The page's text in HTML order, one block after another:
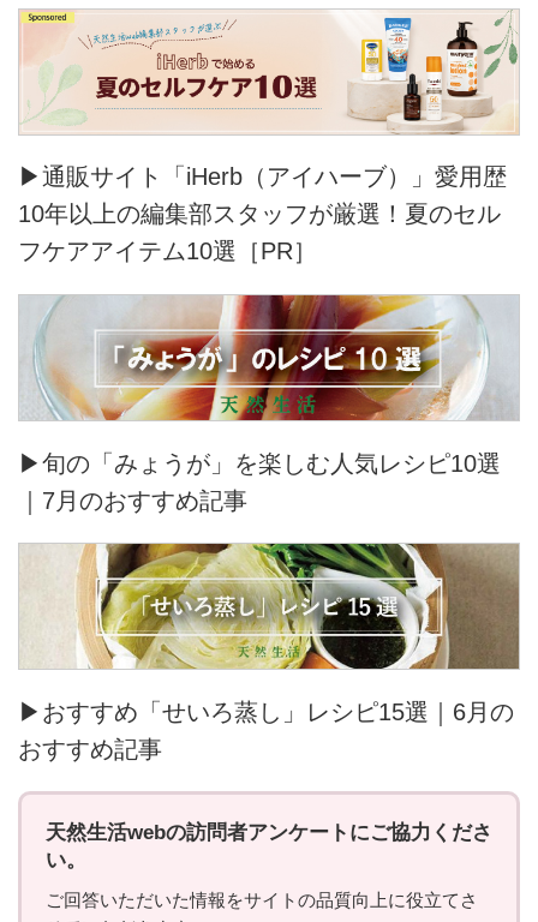
▶通販サイト「iHerb（アイハーブ）」愛用歴
10年以上の編集部スタッフが厳選！夏のセル
フケアアイテム10選［PR］
▶旬の「みょうが」を楽しむ人気レシピ10選
｜7月のおすすめ記事
▶おすすめ「せいろ蒸し」レシピ15選｜6月の
おすすめ記事